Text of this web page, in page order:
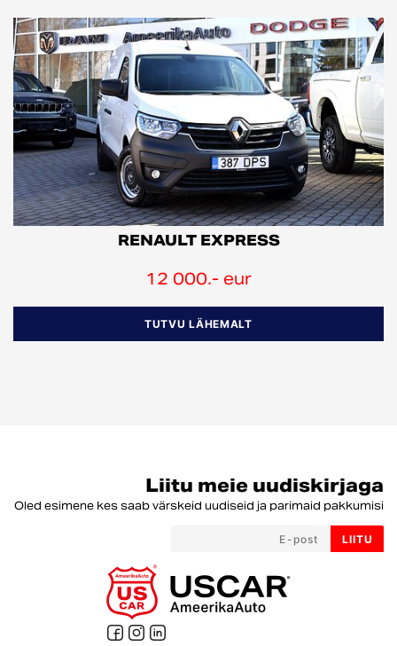
RENAULT EXPRESS
12 000.- eur
TUTVU LÄHEMALT
Liitu meie uudiskirjaga
Oled esimene kes saab värskeid uudiseid ja parimaid pakkumisi
LIITU